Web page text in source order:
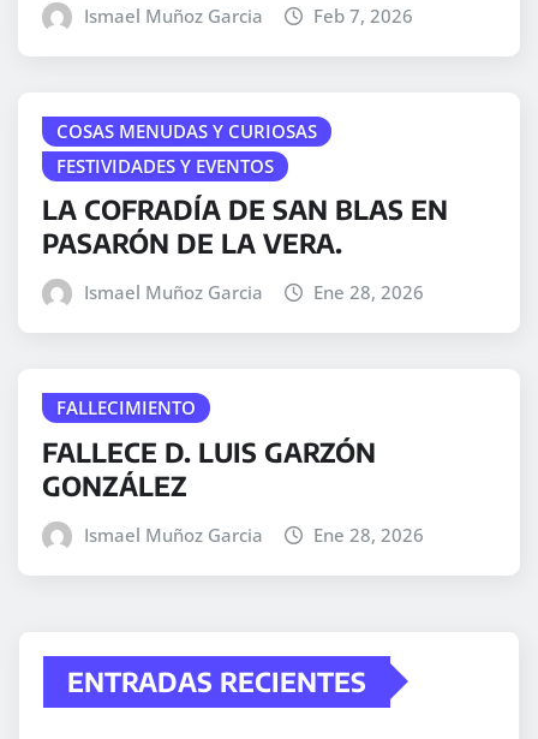
Ismael Muñoz Garcia Feb 7, 2026
COSAS MENUDAS Y CURIOSAS
FESTIVIDADES Y EVENTOS
LA COFRADÍA DE SAN BLAS EN
PASARÓN DE LA VERA.
Ismael Muñoz Garcia Ene 28, 2026
FALLECIMIENTO
FALLECE D. LUIS GARZÓN
GONZÁLEZ
Ismael Muñoz Garcia Ene 28, 2026
ENTRADAS RECIENTES